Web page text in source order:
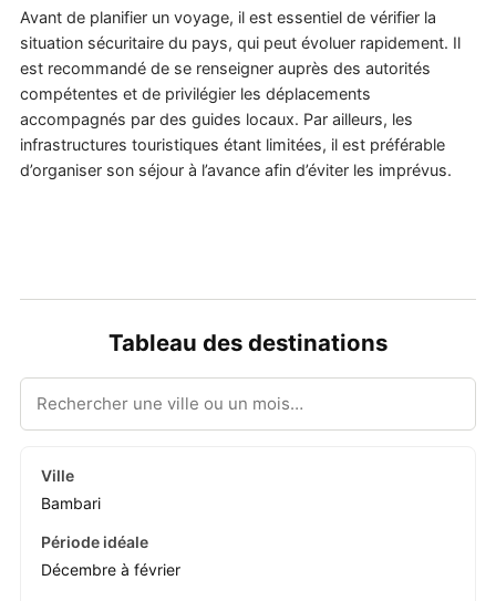
Avant de planifier un voyage, il est essentiel de vérifier la
situation sécuritaire du pays, qui peut évoluer rapidement. Il
est recommandé de se renseigner auprès des autorités
compétentes et de privilégier les déplacements
accompagnés par des guides locaux. Par ailleurs, les
infrastructures touristiques étant limitées, il est préférable
d’organiser son séjour à l’avance afin d’éviter les imprévus.
Tableau des destinations
Bambari
Décembre à février